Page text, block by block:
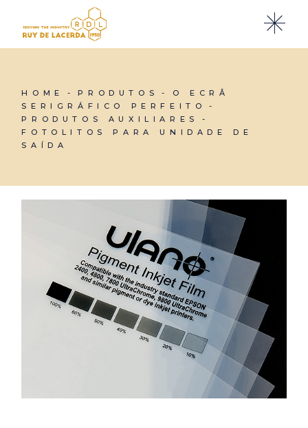
content
HOME PRODUTOS
O ECRÂ
SERIGRÁFICO PERFEITO
PRODUTOS AUXILIARES
FOTOLITOS PARA UNIDADE DE
SAÍDA